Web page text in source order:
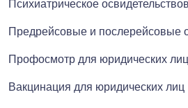
Психиатрическое
Предрейсовые и послерейсовые
Профосмотр для юридических лиц
Вакцинация для юридических лиц